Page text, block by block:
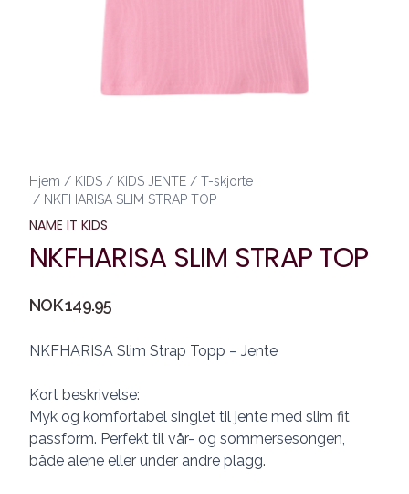
Hjem / KIDS / KIDS JENTE / T-skjorte
/ NKFHARISA SLIM STRAP TOP
NAME IT KIDS
NKFHARISA SLIM STRAP TOP
Produktdetaljer
NOK 149.95
Description
NKFHARISA Slim Strap Topp – Jente
Kort beskrivelse:
Myk og komfortabel singlet til jente med slim fit
passform. Perfekt til vår- og sommersesongen,
både alene eller under andre plagg.